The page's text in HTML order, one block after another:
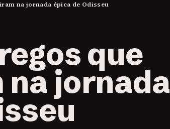
na jornada épica de Odisseu
que
jornada